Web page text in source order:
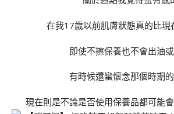
在我17歲以前肌膚狀態真的比現
即使不擦保養也不會出油
有時候還蠻懷念那個時期
現在則是不論是否使用保養品都可能